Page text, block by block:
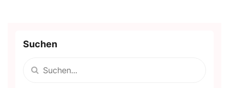
Suchen